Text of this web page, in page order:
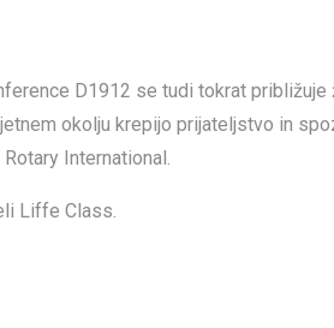
D1912 se tudi tokrat
okolju krepijo prijateljstvo in
International.
Liffe Class.